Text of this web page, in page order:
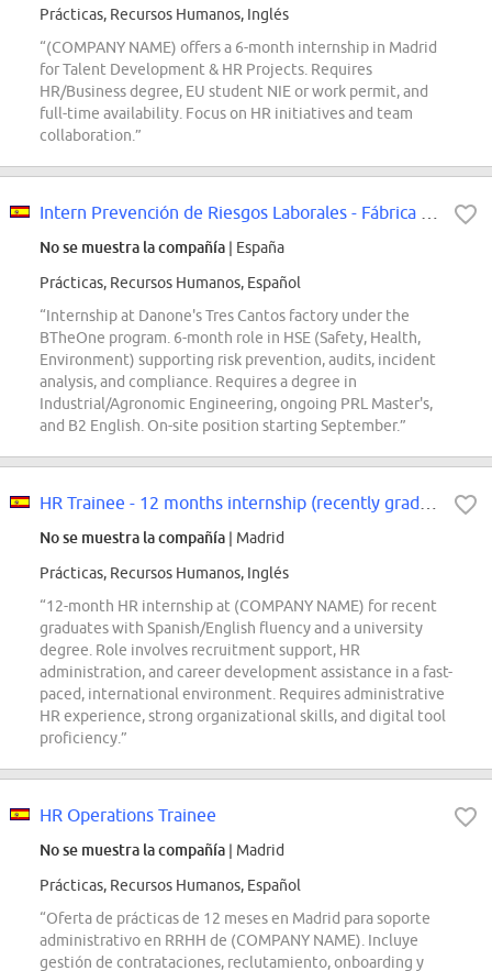
Prácticas, Recursos Humanos, Inglés
“(COMPANY NAME) offers a 6-month internship in Madrid
for Talent Development & HR Projects. Requires
HR/Business degree, EU student NIE or work permit, and
full-time availability. Focus on HR initiatives and team
collaboration.”
No se muestra la compañía | España
Prácticas, Recursos Humanos, Español
“Internship at Danone's Tres Cantos factory under the
BTheOne program. 6-month role in HSE (Safety, Health,
Environment) supporting risk prevention, audits, incident
analysis, and compliance. Requires a degree in
Industrial/Agronomic Engineering, ongoing PRL Master's,
and B2 English. On-site position starting September.”
No se muestra la compañía | Madrid
Prácticas, Recursos Humanos, Inglés
“12-month HR internship at (COMPANY NAME) for recent
graduates with Spanish/English fluency and a university
degree. Role involves recruitment support, HR
administration, and career development assistance in a fast-
paced, international environment. Requires administrative
HR experience, strong organizational skills, and digital tool
proficiency.”
HR Operations Trainee
No se muestra la compañía | Madrid
Prácticas, Recursos Humanos, Español
“Oferta de prácticas de 12 meses en Madrid para soporte
administrativo en RRHH de (COMPANY NAME). Incluye
gestión de contrataciones, reclutamiento, onboarding y